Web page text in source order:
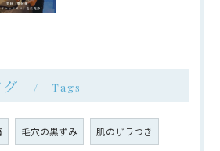
グ Tags
毛穴の黒ずみ 肌のザラつき